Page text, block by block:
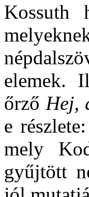
Kossuth
elemek.
őrző Hej,
e részlete:
mely
gyűjtött